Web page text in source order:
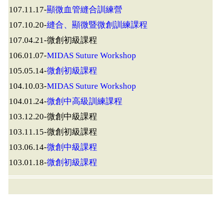
107.11.17-顯微血管縫合訓練營
107.10.20-縫合、顯微暨微創訓練課程
107.04.21-微創初級課程
106.01.07-MIDAS Suture Workshop
105.05.14-微創初級課程
104.10.03-MIDAS Suture Workshop
104.01.24-微創中高級訓練課程
103.12.20-微創中級課程
103.11.15-微創初級課程
103.06.14-微創中級課程
103.01.18-微創初級課程